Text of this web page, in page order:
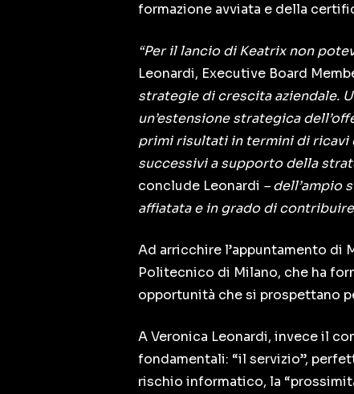
formazione avviata e della
“Per il lancio di Keatrix non
Leonardi, Executive Board
strategie di crescita aziendale.
un’estensione strategica
primi risultati in termini di ricavi
successivi a supporto della
conclude Leonardi – dell’ampio
affiatata e in grado di
Ad arricchire l’appuntamento di
Politecnico di Milano, che ha
opportunità che si prospettano
A Veronica Leonardi, invece il
fondamentali: “il servizio”,
rischio informatico, la